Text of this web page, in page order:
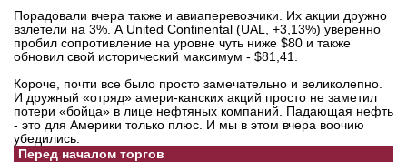
Порадовали вчера также и авиаперевозчики. Их акции дружно
взлетели на 3%. А United Continental (UAL, +3,13%) уверенно
пробил сопротивление на уровне чуть ниже $80 и также
обновил свой исторический максимум - $81,41.
Короче, почти все было просто замечательно и великолепно.
И дружный «отряд» амери-канских акций просто не заметил
потери «бойца» в лице нефтяных компаний. Падающая нефть
- это для Америки только плюс. И мы в этом вчера воочию
убедились.
Перед началом торгов